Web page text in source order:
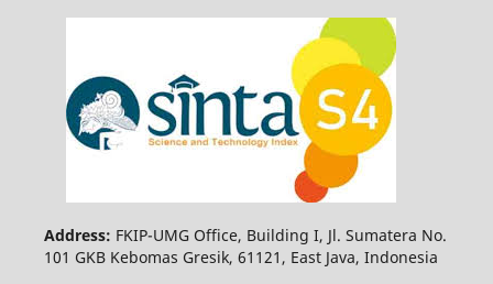
Address: FKIP-UMG Office, Building I, Jl. Sumatera No.
101 GKB Kebomas Gresik, 61121, East Java, Indonesia